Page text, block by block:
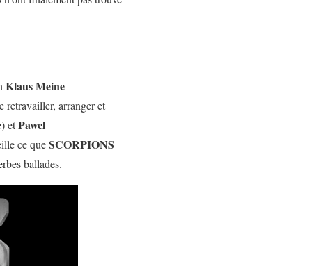
Klaus Meine
retravailler, arranger et
etPawel
ce queSCORPIONS
ballades.